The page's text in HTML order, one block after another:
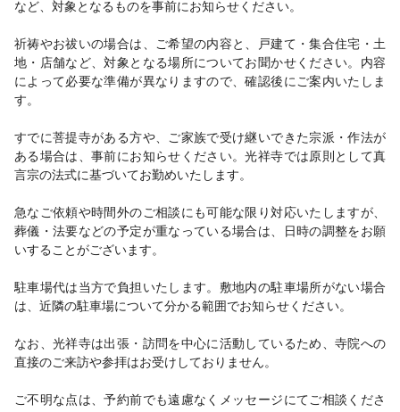
など、対象となるものを事前にお知らせください。
祈祷やお祓いの場合は、ご希望の内容と、戸建て・集合住宅・土
地・店舗など、対象となる場所についてお聞かせください。内容
によって必要な準備が異なりますので、確認後にご案内いたしま
す。
すでに菩提寺がある方や、ご家族で受け継いできた宗派・作法が
ある場合は、事前にお知らせください。光祥寺では原則として真
言宗の法式に基づいてお勤めいたします。
急なご依頼や時間外のご相談にも可能な限り対応いたしますが、
葬儀・法要などの予定が重なっている場合は、日時の調整をお願
いすることがございます。
駐車場代は当方で負担いたします。敷地内の駐車場所がない場合
は、近隣の駐車場について分かる範囲でお知らせください。
なお、光祥寺は出張・訪問を中心に活動しているため、寺院への
直接のご来訪や参拝はお受けしておりません。
ご不明な点は、予約前でも遠慮なくメッセージにてご相談くださ